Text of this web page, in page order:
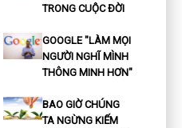
TRONG CUỘC ĐỜI
GOOGLE "LÀM MỌI
NGƯỜI NGHĨ MÌNH
THÔNG MINH HƠN"
BAO GIỜ CHÚNG
TA NGỪNG KIẾM